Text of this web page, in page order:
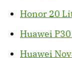
Honor 20
Huawei
Huawei